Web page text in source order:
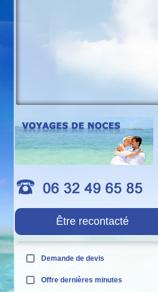
Être recontacté
Demande de devis
Offre dernières minutes